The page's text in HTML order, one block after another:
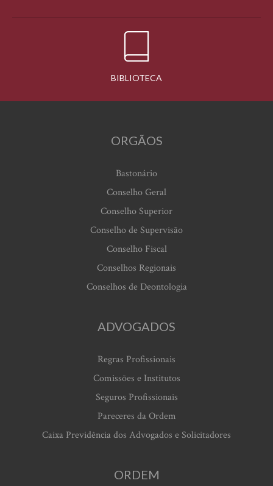
BIBLIOTECA
ORGÃOS
Bastonário
Conselho Geral
Conselho Superior
Conselho de Supervisão
Conselho Fiscal
Conselhos Regionais
Conselhos de Deontologia
ADVOGADOS
Regras Profissionais
Comissões e Institutos
Seguros Profissionais
Pareceres da Ordem
Caixa Previdência dos Advogados e Solicitadores
ORDEM